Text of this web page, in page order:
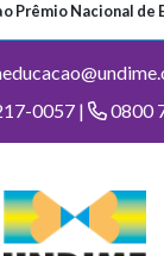
Prêmio Nacional de
0057 |
0800